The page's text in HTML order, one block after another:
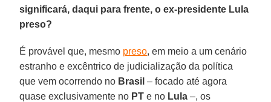
significará, daqui para frente, o ex-presidente Lula
preso?
É provável que, mesmo preso, em meio a um cenário
estranho e excêntrico de judicialização da política
que vem ocorrendo no Brasil – focado até agora
quase exclusivamente no PT e no Lula –, os